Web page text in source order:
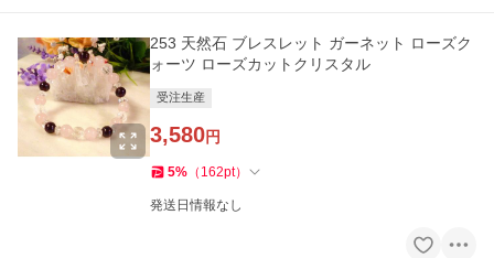
253 天然石 ブレスレット ガーネット ローズク
ォーツ ローズカットクリスタル
受注生産
3,580円
5% （ 162pt）
発送日情報なし